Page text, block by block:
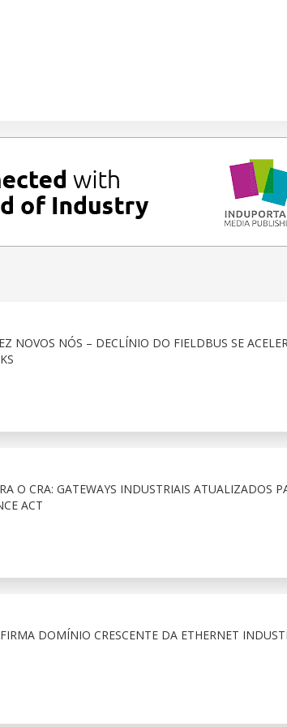
NOVOS NÓS – DECLÍNIO DO FIELDBUS SE
O CRA: GATEWAYS INDUSTRIAIS ATUALIZADOS
ACT
DOMÍNIO CRESCENTE DA ETHERNET